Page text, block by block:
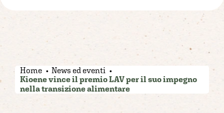
Home News ed eventi
Kioene vince il premio LAV per il suo impegno
nella transizione alimentare